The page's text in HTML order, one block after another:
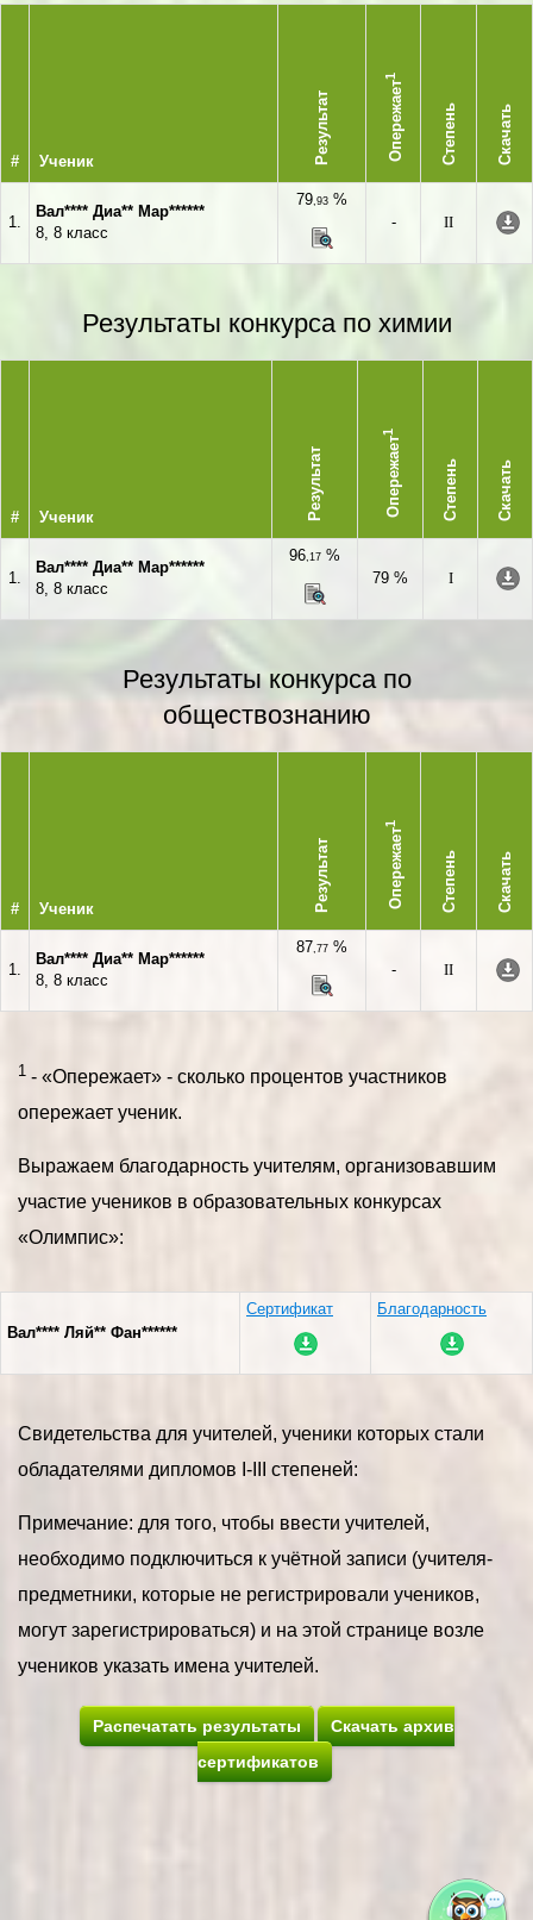
# Ученик Результат Опережает
1
Степень Скачать
1.
Вал**** Диа** Мар******
8, 8 класс
79,93 %
-
II
Результаты конкурса по химии
# Ученик Результат Опережает
1
Степень Скачать
1.
Вал**** Диа** Мар******
8, 8 класс
96,17 %
79 %
I
Результаты конкурса по
обществознанию
# Ученик Результат Опережает
1
Степень Скачать
1.
Вал**** Диа** Мар******
8, 8 класс
87,77 %
-
II
1 - «Опережает» - сколько процентов участников
опережает ученик.
Выражаем благодарность учителям, организовавшим
участие учеников в образовательных конкурсах
«Олимпис»:
Вал**** Ляй** Фан******
Сертификат Благодарность
Свидетельства для учителей, ученики которых стали
обладателями дипломов I-III степеней:
Примечание: для того, чтобы ввести учителей,
необходимо подключиться к учётной записи (учителя-
предметники, которые не регистрировали учеников,
могут зарегистрироваться) и на этой странице возле
учеников указать имена учителей.
Распечатать результаты
Скачать архив
сертификатов